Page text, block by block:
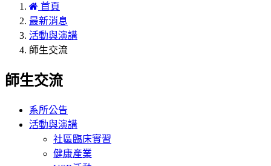
首頁
最新消息
活動與演講
師生交流
師生交流
系所公告
活動與演講
社區臨床實習
健康產業